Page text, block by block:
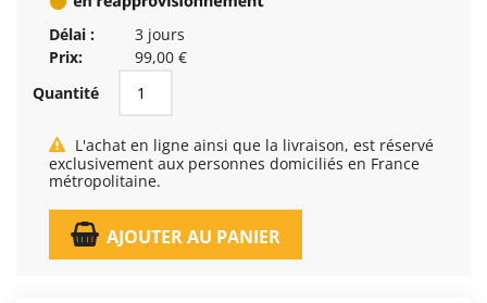
Délai :
3 jours
Prix:
99,00 €
Quantité
exclusivement aux personnes domiciliés en France
métropolitaine.
AJOUTER AU PANIER